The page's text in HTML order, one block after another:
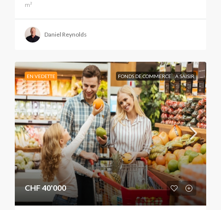
m²
Daniel Reynolds
EN VEDETTE FONDS DE COMMERCE A SAISIR
CHF 40'000